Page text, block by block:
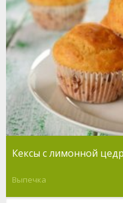
Кексы с лимонной
Выпечка